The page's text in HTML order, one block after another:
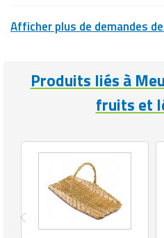
Vitrines réfrigérées
Afficher plus de demandes
Produits liés à
fruits et